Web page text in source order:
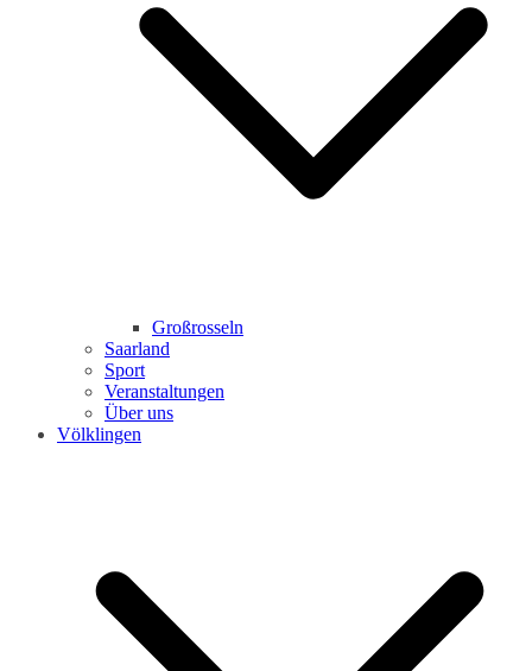
Großrosseln
Saarland
Sport
Veranstaltungen
Über uns
Völklingen